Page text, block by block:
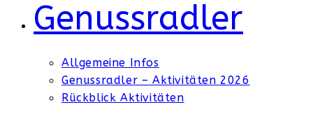
Genussradler
Allgemeine Infos
Genussradler – Aktivitäten 2026
Rückblick Aktivitäten